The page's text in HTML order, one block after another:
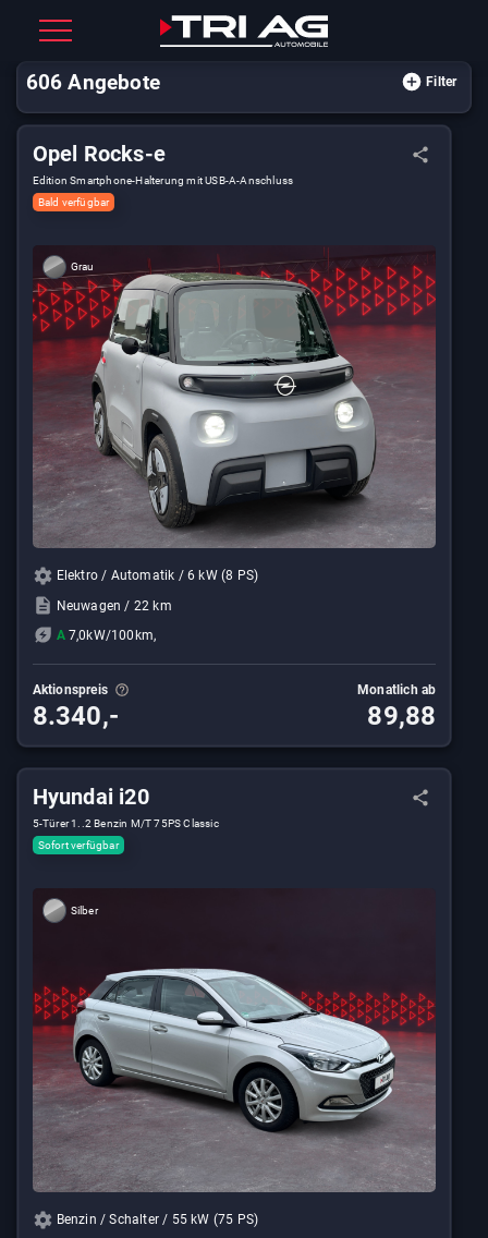
606 Angebote Filter
Opel Rocks-e
Edition Smartphone-Halterung mit USB-A-Anschluss
Bald verfügbar
Grau
Elektro / Automatik / 6 kW (8 PS)
Neuwagen / 22 km
A 7,0kW/100km,
Aktionspreis
8.340,-
Monatlich ab
89,88
Hyundai i20
5-Türer 1..2 Benzin M/T 75PS Classic
Sofort verfügbar
Silber
Benzin / Schalter / 55 kW (75 PS)